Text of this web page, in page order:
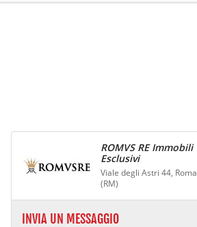
ROMVS RE Immobili
Esclusivi
Viale degli Astri 44, Roma
(RM)
INVIA UN MESSAGGIO